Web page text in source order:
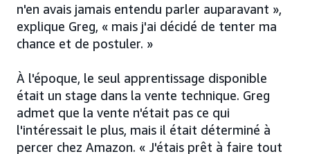
n'en avais jamais entendu parler auparavant »,
explique Greg, « mais j'ai décidé de tenter ma
chance et de postuler. »
À l'époque, le seul apprentissage disponible
était un stage dans la vente technique. Greg
admet que la vente n'était pas ce qui
l'intéressait le plus, mais il était déterminé à
percer chez Amazon. « J'étais prêt à faire tout